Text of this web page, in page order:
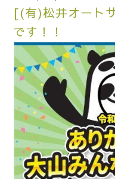
[(有)松井オート
です！！